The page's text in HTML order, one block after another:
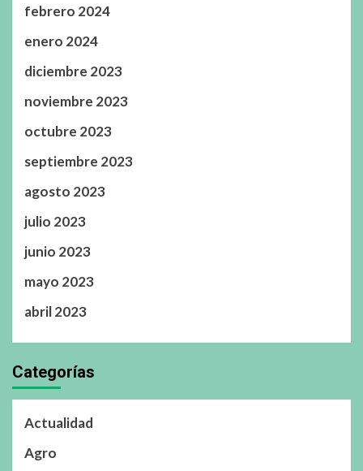
febrero 2024
enero 2024
diciembre 2023
noviembre 2023
octubre 2023
septiembre 2023
agosto 2023
julio 2023
junio 2023
mayo 2023
abril 2023
Categorías
Actualidad
Agro